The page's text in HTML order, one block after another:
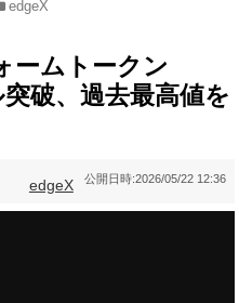
edgeX
ームトークン
破、過去最高値を
公開日時:2026/05/22 12:36
edgeX